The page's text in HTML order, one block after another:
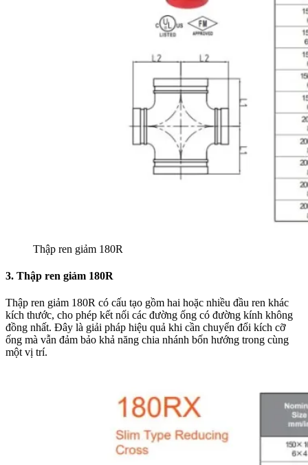
Thập ren giảm 180R
3. Thập ren giảm 180R
Thập ren giảm 180R có cấu tạo gồm hai hoặc nhiều đầu ren khác
kích thước, cho phép kết nối các đường ống có đường kính không
đồng nhất. Đây là giải pháp hiệu quả khi cần chuyển đổi kích cỡ
ống mà vẫn đảm bảo khả năng chia nhánh bốn hướng trong cùng
một vị trí.